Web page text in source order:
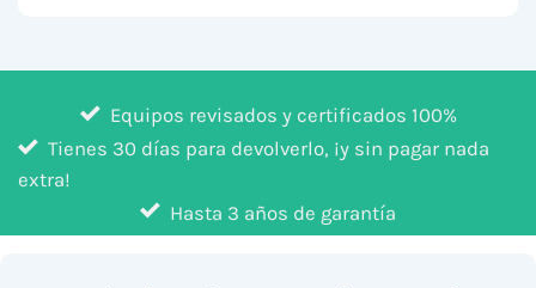
Equipos revisados y certificados 100%
Tienes 30 días para devolverlo, ¡y sin pagar nada
extra!
Hasta 3 años de garantía